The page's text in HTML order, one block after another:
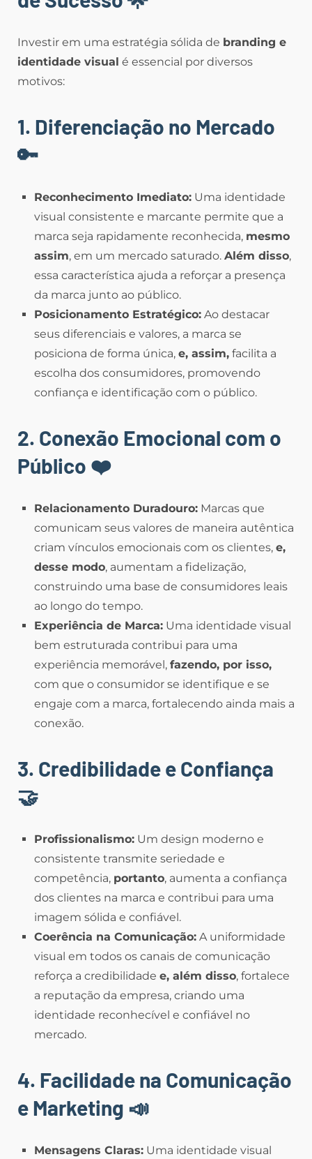
Investir em uma estratégia sólida de branding e
identidade visual é essencial por diversos
motivos:
1. Diferenciação no Mercado
🔑
Reconhecimento Imediato: Uma identidade
visual consistente e marcante permite que a
marca seja rapidamente reconhecida, mesmo
assim, em um mercado saturado. Além disso,
essa característica ajuda a reforçar a presença
da marca junto ao público.
Posicionamento Estratégico: Ao destacar
seus diferenciais e valores, a marca se
posiciona de forma única, e, assim, facilita a
escolha dos consumidores, promovendo
confiança e identificação com o público.
2. Conexão Emocional com o
Público ❤️
Relacionamento Duradouro: Marcas que
comunicam seus valores de maneira autêntica
criam vínculos emocionais com os clientes, e,
desse modo, aumentam a fidelização,
construindo uma base de consumidores leais
ao longo do tempo.
Experiência de Marca: Uma identidade visual
bem estruturada contribui para uma
experiência memorável, fazendo, por isso,
com que o consumidor se identifique e se
engaje com a marca, fortalecendo ainda mais a
conexão.
3. Credibilidade e Confiança
🤝
Profissionalismo: Um design moderno e
consistente transmite seriedade e
competência, portanto, aumenta a confiança
dos clientes na marca e contribui para uma
imagem sólida e confiável.
Coerência na Comunicação: A uniformidade
visual em todos os canais de comunicação
reforça a credibilidade e, além disso, fortalece
a reputação da empresa, criando uma
identidade reconhecível e confiável no
mercado.
4. Facilidade na Comunicação
e Marketing 📣
Mensagens Claras: Uma identidade visual